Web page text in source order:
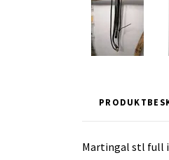
Martingal stl full i